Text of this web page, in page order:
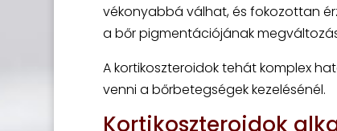
vékonyabbá válhat, és fokozottan
a bőr pigmentációjának
A kortikoszteroidok tehát komplex
venni a bőrbetegségek kezelésénél.
Kortikoszteroidok